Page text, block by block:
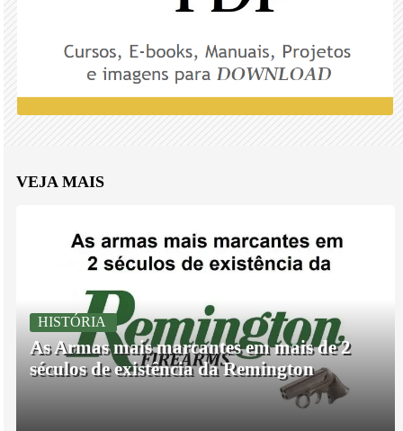
VEJA MAIS
HISTÓRIA
As Armas mais marcantes em mais de 2
séculos de existência da Remington